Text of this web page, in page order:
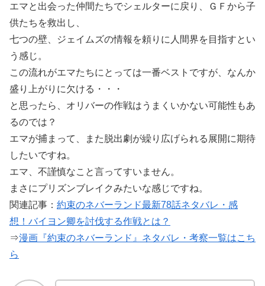
エマと出会った仲間たちでシェルターに戻り、ＧＦから子
供たちを救出し、
七つの壁、ジェイムズの情報を頼りに人間界を目指すとい
う感じ。
この流れがエマたちにとっては一番ベストですが、なんか
盛り上がりに欠ける・・・
と思ったら、オリバーの作戦はうまくいかない可能性もあ
るのでは？
エマが捕まって、また脱出劇が繰り広げられる展開に期待
したいですね。
エマ、不謹慎なこと言ってすいません。
まさにプリズンブレイクみたいな感じですね。
関連記事： 約束のネバーランド最新78話ネタバレ・感
想！バイヨン卿を討伐する作戦とは？
⇒漫画『約束のネバーランド』ネタバレ・考察一覧はこち
ら